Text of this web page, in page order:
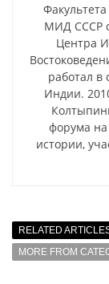
МИД СССР
Центра
работал в
Индии.
форума на
истории,
RELATED
MORE FROM